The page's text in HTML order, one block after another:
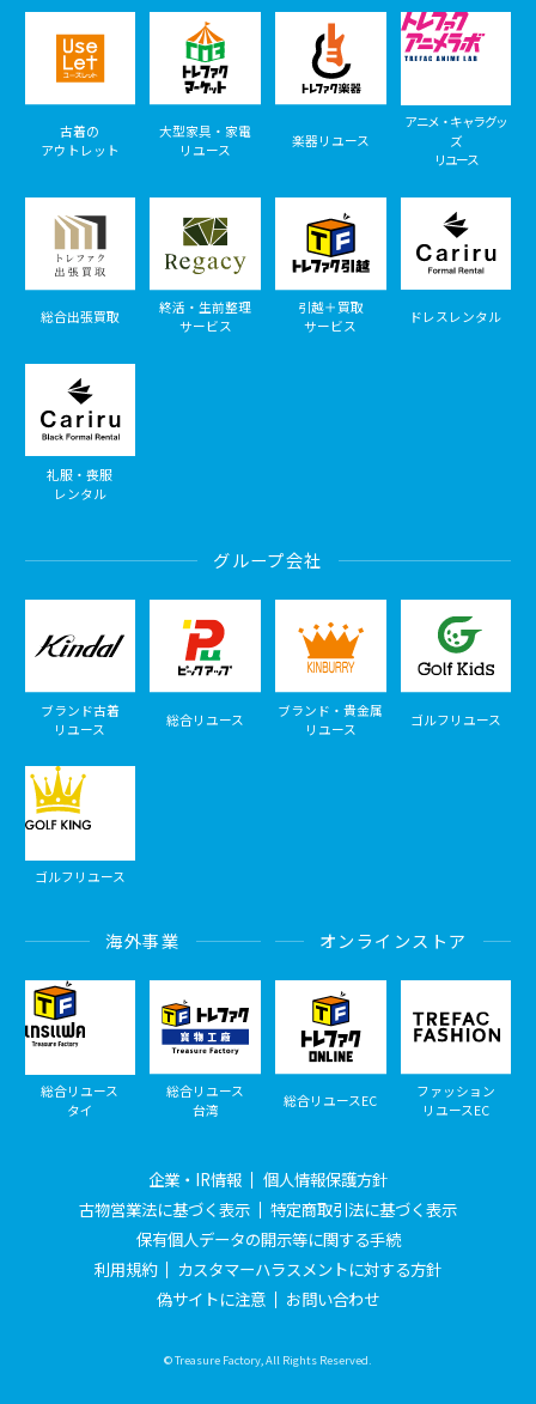
古着の
アウトレット
大型家具・家電
リユース
楽器リユース
アニメ・キャラグッ
ズ
リユース
総合出張買取
終活・生前整理
サービス
引越＋買取
サービス
ドレスレンタル
礼服・喪服
レンタル
グループ会社
ブランド古着
リユース
総合リユース
ブランド・貴金属
リユース
ゴルフリユース
ゴルフリユース
海外事業
総合リユース
タイ
総合リユース
台湾
オンラインストア
総合リユースEC
ファッション
リユースEC
企業・IR情報
個人情報保護方針
古物営業法に基づく表示
特定商取引法に基づく表示
保有個人データの開示等に関する手続
利用規約
カスタマーハラスメントに対する方針
偽サイトに注意
お問い合わせ
© Treasure Factory, All Rights Reserved.